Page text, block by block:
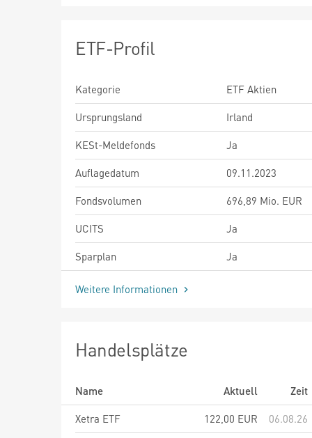
ETF-Profil
Kategorie
ETF Aktien
Ursprungsland
Irland
KESt-Meldefonds
Ja
Auflagedatum
09.11.2023
Fondsvolumen
696,89 Mio. EUR
UCITS
Ja
Sparplan
Ja
Weitere Informationen
Handelsplätze
Name Aktuell
Zeit
Xetra ETF
122,00 EUR
06.08.26